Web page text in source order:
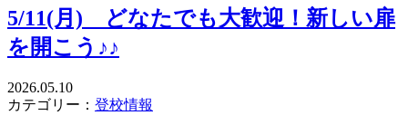
5/11(月) どなたでも大歓迎！新しい扉
を開こう♪♪
2026.05.10
カテゴリー： 登校情報